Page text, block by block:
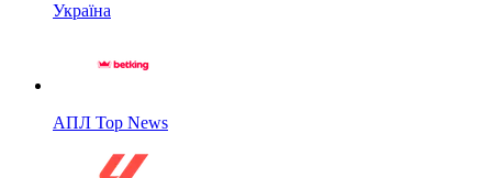
Україна
АПЛ Top News